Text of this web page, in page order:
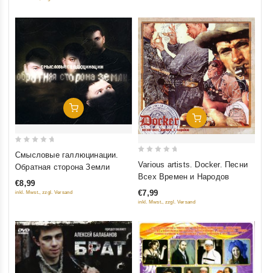
Добавить В Корзину
5
Смысловые галлюцинации.
Обратная сторона Земли
€8,99
inkl. Mwst., zzgl. Versand
Добавить В Корзину
5
Various artists. Docker. Песни
Всех Времен и Народов
€7,99
inkl. Mwst., zzgl. Versand